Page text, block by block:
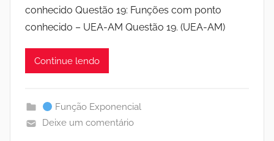
conhecido Questão 19: Funções com ponto
conhecido – UEA-AM Questão 19. (UEA-AM)
Continue lendo
Função Exponencial
Deixe um comentário